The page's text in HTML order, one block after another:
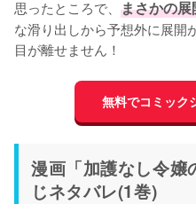
思ったところで、 まさかの
な滑り出しから予想外に展開
目が離せません！
無料でコミック
漫画「加護なし令嬢
じネタバレ(1巻)